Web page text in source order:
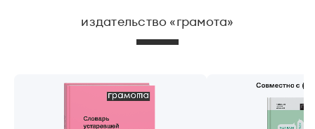
издательство «грамота»